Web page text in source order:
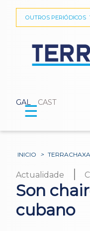
GAL CAST
OUTROS PERIÓDICOS
☰
INICIO > TERRACHAXA
Actualidade |
Son
cubano